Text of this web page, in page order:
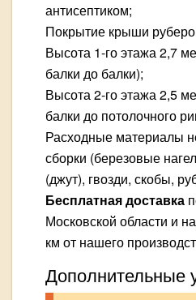
антисептиком;
Покрытие крыши
Высота 1-го этажа 2,7
балки до балки);
Высота 2-го этажа 2,5
балки до потолочного
Расходные материалы
сборки (березовые
(джут), гвозди, скобы,
Бесплатная доставка
Московской области и
км от нашего
Дополнительные